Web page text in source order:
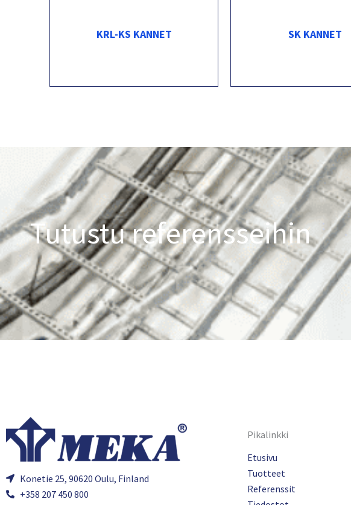
KRL-KS KANNET SK KANNET
Tutustu referensseihin
Konetie 25, 90620 Oulu, Finland
+358 207 450 800
Pikalinkki
Etusivu
Tuotteet
Referenssit